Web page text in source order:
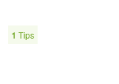
1 Tips